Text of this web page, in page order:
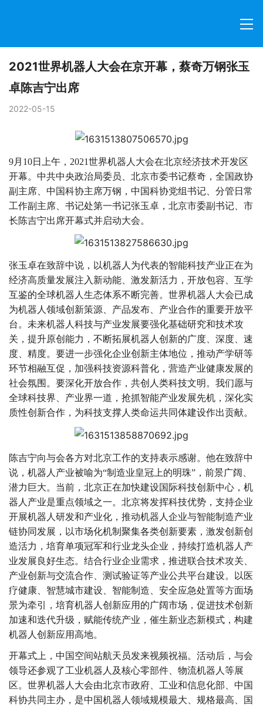
2021世界机器人大会在京开幕，蔡奇万钢张玉
卓陈吉宁出席
2022-05-15
9月10日上午，2021世界机器人大会在北京经济技术开发区
开幕。中共中央政治局委员、北京市委书记蔡奇，全国政协
副主席、中国科协主席万钢，中国科协党组书记、分管日常
工作副主席、书记处第一书记张玉卓，北京市委副书记、市
长陈吉宁出席开幕式并启动大会。
张玉卓在致辞中说，以机器人为代表的智能科技产业正在为
经济高质量发展注入新动能、激发新活力，开放包容、互学
互鉴的全球机器人生态体系不断完善。世界机器人大会已成
为机器人领域创新策源、产品发布、产业合作的重要开放平
台。未来机器人科技与产业发展要强化基础研究和技术攻
关，提升原创能力，不断拓展机器人创新的广度、深度、速
度、精度。要进一步强化企业创新主体地位，推动产学研等
环节相融互促，加强科技资源科普化，营造产业健康发展的
社会氛围。要深化开放合作，共创人类科技文明。我们愿与
全球科技界、产业界一道，抢抓智能产业发展先机，深化实
质性创新合作，为科技支撑人类命运共同体建设作出贡献。
陈吉宁向与会各方对北京工作的支持表示感谢。他在致辞中
说，机器人产业被喻为“制造业皇冠上的明珠”，前景广阔、
潜力巨大。当前，北京正在加快建设国际科技创新中心，机
器人产业是重点领域之一。北京将发挥科技优势，支持企业
开展机器人研发和产业化，推动机器人企业与智能制造产业
链协同发展，以市场化机制聚集各类创新要素，激发创新创
造活力，培育单项冠军和行业龙头企业，持续打造机器人产
业发展良好生态。结合行业企业需求，推进联合技术攻关、
产业创新与交流合作、测试验证等产业公共平台建设。以医
疗健康、智慧城市建设、智能制造、安全应急处置等方面场
景为牵引，培育机器人创新应用的广阔市场，促进技术创新
加速和迭代升级，赋能传统产业，催生新业态新模式，构建
机器人创新应用高地。
开幕式上，中国空间站航天员发来视频祝福。活动后，与会
领导还参观了工业机器人及核心零部件、物流机器人等展
区。世界机器人大会由北京市政府、工业和信息化部、中国
科协共同主办，是中国机器人领域规模最大、规格最高、国